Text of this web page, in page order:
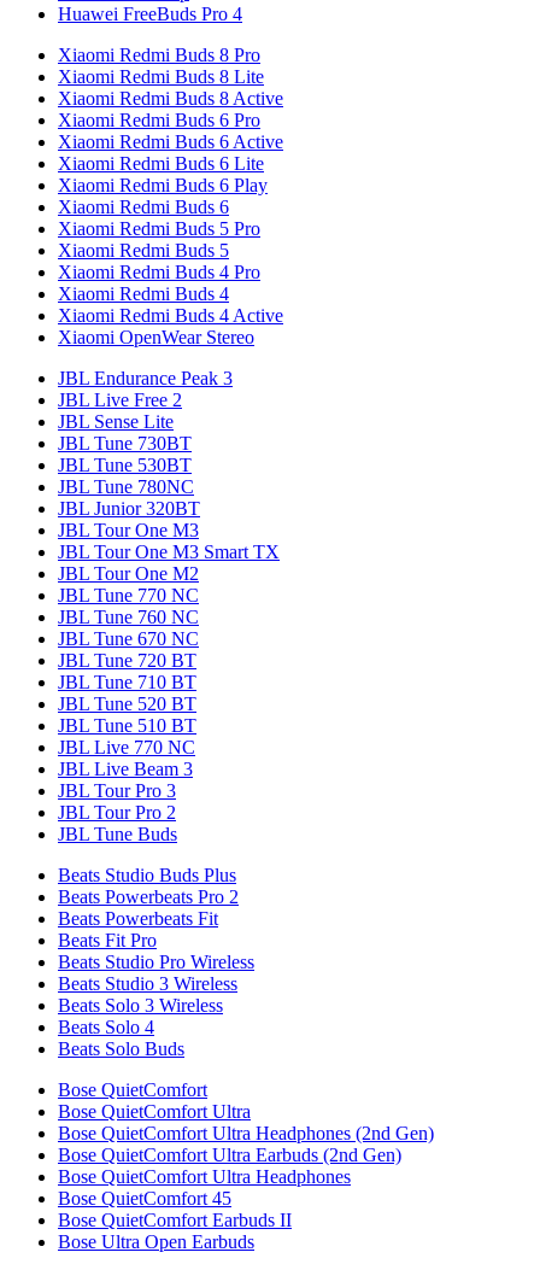
Huawei FreeBuds Pro 4
Xiaomi Redmi Buds 8 Pro
Xiaomi Redmi Buds 8 Lite
Xiaomi Redmi Buds 8 Active
Xiaomi Redmi Buds 6 Pro
Xiaomi Redmi Buds 6 Active
Xiaomi Redmi Buds 6 Lite
Xiaomi Redmi Buds 6 Play
Xiaomi Redmi Buds 6
Xiaomi Redmi Buds 5 Pro
Xiaomi Redmi Buds 5
Xiaomi Redmi Buds 4 Pro
Xiaomi Redmi Buds 4
Xiaomi Redmi Buds 4 Active
Xiaomi OpenWear Stereo
JBL Endurance Peak 3
JBL Live Free 2
JBL Sense Lite
JBL Tune 730BT
JBL Tune 530BT
JBL Tune 780NC
JBL Junior 320BT
JBL Tour One M3
JBL Tour One M3 Smart TX
JBL Tour One M2
JBL Tune 770 NC
JBL Tune 760 NC
JBL Tune 670 NC
JBL Tune 720 BT
JBL Tune 710 BT
JBL Tune 520 BT
JBL Tune 510 BT
JBL Live 770 NC
JBL Live Beam 3
JBL Tour Pro 3
JBL Tour Pro 2
JBL Tune Buds
Beats Studio Buds Plus
Beats Powerbeats Pro 2
Beats Powerbeats Fit
Beats Fit Pro
Beats Studio Pro Wireless
Beats Studio 3 Wireless
Beats Solo 3 Wireless
Beats Solo 4
Beats Solo Buds
Bose QuietComfort
Bose QuietComfort Ultra
Bose QuietComfort Ultra Headphones (2nd Gen)
Bose QuietComfort Ultra Earbuds (2nd Gen)
Bose QuietComfort Ultra Headphones
Bose QuietComfort 45
Bose QuietComfort Earbuds II
Bose Ultra Open Earbuds